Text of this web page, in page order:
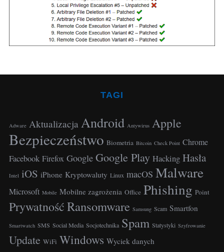
r
:
TAGI
Adware Aktualizacja Android Antywirus Apple
Bezpieczeństwo Biometria Bitcoin Check Point Chrome
Facebook Firefox Google Google Play Hacking Hasła
Intel iOS iPhone Kryptowaluty Linux macOS Malware
Microsoft Mobile Mobilne zagrożenia Office Phishing Point
PrywatnośćRansomware Samsung Scam Smartfon
Smartwatch SMS Social Media Socjotechnika Spam Statystyki Szyfrowanie
Update WiFi Windows Wyciek danych
S
e
a
r
c
f
o
: